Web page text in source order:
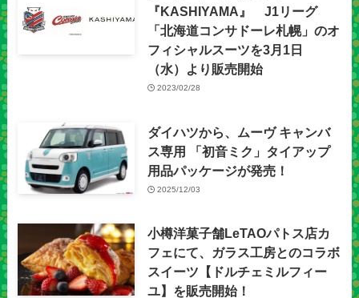
『KASHIYAMA』 J1リーグ
「北海道コンサドーレ札幌」のオ
フィシャルスーツを3月1日
（水）より販売開始
2023/02/28
ダイハツから、ムーヴ キャンバ
ス専用 「初音ミク」タイアップ
用品パッケージが発売！
2025/12/03
小樽洋菓子舗LeTAOパトス店カ
フェにて、ガラス工房とのコラボ
スイーツ【ドルチェミルフィー
ユ】を販売開始！